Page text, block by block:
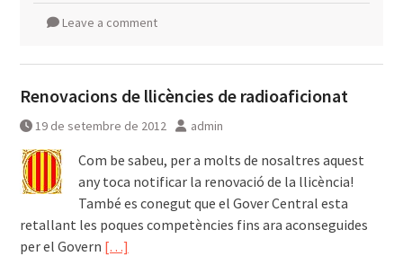
Leave a comment
Renovacions de llicències de radioaficionat
19 de setembre de 2012 admin
Com be sabeu, per a molts de nosaltres aquest
any toca notificar la renovació de la llicència!
També es conegut que el Gover Central esta
retallant les poques competències fins ara aconseguides
per el Govern […]